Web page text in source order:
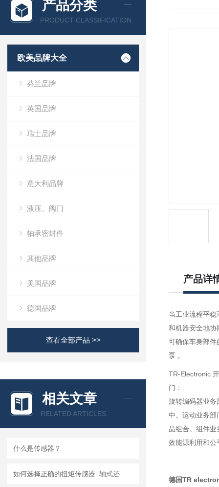
产品分类
PRODUCT CLASSIFICATION
欧美品牌大全
芬兰品牌
英国品牌
瑞士品牌
法国品牌
意大利品牌
液压、阀门
轴承密封件
其他品牌
美国品牌
德国品牌
查看全部产品 >>
相关文章
RELATED ARTICLES
什么是传感器？
产品详
当工业流程平
和机器安全地协
可确保车身部件
泵，
TR-Electronic
门：
旋转编码器业务
中。运动业务部
品组合。组件业
效能源利用和公
德国TR